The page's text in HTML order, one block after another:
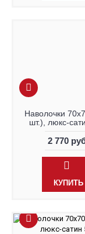
Наволочки
шт.), люкс-
2 770
КУПИТЬ